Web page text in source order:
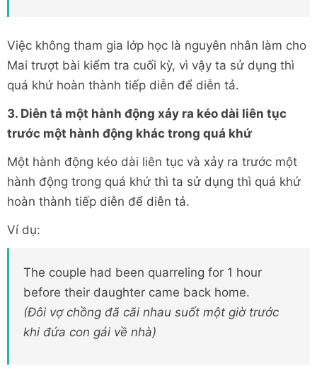
Việc không tham gia lớp học là nguyên nhân làm cho
Mai trượt bài kiểm tra cuối kỳ, vì vậy ta sử dụng thì
quá khứ hoàn thành tiếp diễn để diễn tả.
3. Diễn tả một hành động xảy ra kéo dài liên tục
trước một hành động khác trong quá khứ
Một hành động kéo dài liên tục và xảy ra trước một
hành động trong quá khứ thì ta sử dụng thì quá khứ
hoàn thành tiếp diễn để diễn tả.
Ví dụ:
The couple had been quarreling for 1 hour
before their daughter came back home.
(Đôi vợ chồng đã cãi nhau suốt một giờ trước
khi đứa con gái về nhà)